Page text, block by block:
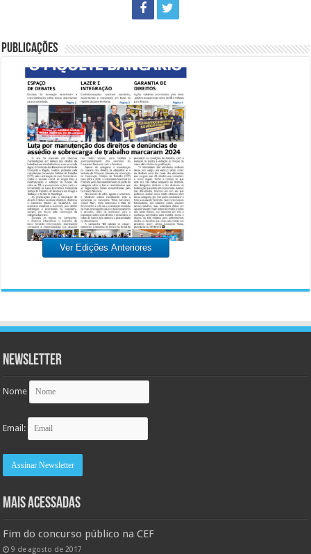
PUBLICAÇÕES
Ver Edições Anteriores
Newsletter
Nome
Email:
MAIS ACESSADAS
Fim do concurso público na CEF
9 de agosto de 2017